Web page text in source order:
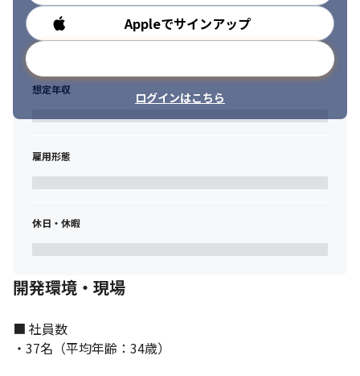
それぞれがスキルを活かせる環境です。
Appleでサインアップ
ログインはこちら
勤務時間
想定年収
雇用形態
休日・休暇
開発環境・現場
■ 社員数
・37名（平均年齢：34歳）